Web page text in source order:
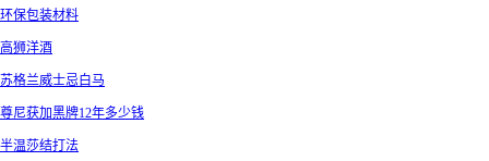
环保包装材料
高狮洋酒
苏格兰威士忌白马
尊尼获加黑牌12年多少钱
半温莎结打法